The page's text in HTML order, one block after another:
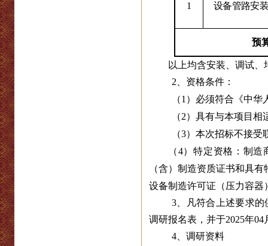
1 设备管路安
预
以上均含安装、调试
2 、资格条件：
（1）必须符合《中
（2）具有与本项 目相
（3）本次招标不接受
（4）特定资格：制
（含）制造资质证书和具
设备制造许可证（压力容
3、凡符合上述要求的
调研报名表，并于2025年04
4、调研资料